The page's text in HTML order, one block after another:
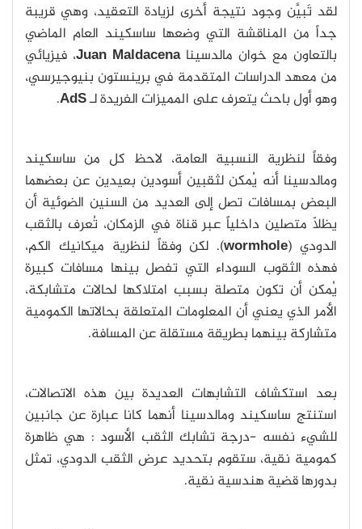
لقد تَبيَّن وجود نتيجة أخرى لزيادة التعقيد، وهي قريبة
جداً من المناقشة التي وضعها ساسكيند العام الماضي
بالتعاون مع خوان مالدسيناJuan Maldacena، فيزيائي
من معهد الدراسات المتقدمة في برينستون بنيوجيرسي،
وهو أول باحث يتعرف على المميزات الفريدة لـAdS
.
وفقاً لنظرية النسبية العامة، لاحظ كل من ساسكيند
ومالدسينا أنه يُمكن لثقبين أسودين بعيدين عن بعضهما
البعض بمسافات تصل إلى العديد من السنين الضوئية أن
يظلّا متصلين داخلياً عبر قناة في الزمكان، تُعرف بالثقب
الدودي (wormhole). لكن وفقاً لنظرية ميكانيك الكم،
فهذه الثقوب السوداء التي تفصل بينها مسافات كبيرة
يُمكن أن تكون متصلة بسبب امتلاكها لحالات متشابكة،
الأمر الذي يعني أن المعلومات المتعلقة بحالاتها الكمومية
متشاركة بينهما بطريقة مستقلة عن المسافة.
بعد استكشاف التشابهات العديدة بين هذه الاتصالات،
استنتج ساسكيند ومالدسينا أنهما كانا عبارة عن جانبين
للشيء نفسه -درجة تشابك الثقب الأسود : هي ظاهرة
كمومية نقية، ستقوم بتحديد عرض الثقب الدودي، تمثل
بدورها قضية هندسية نقية.